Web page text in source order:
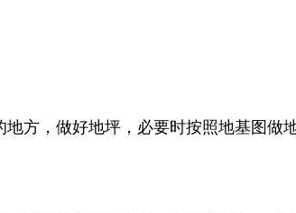
方，做好地坪，必要时按照地基图做